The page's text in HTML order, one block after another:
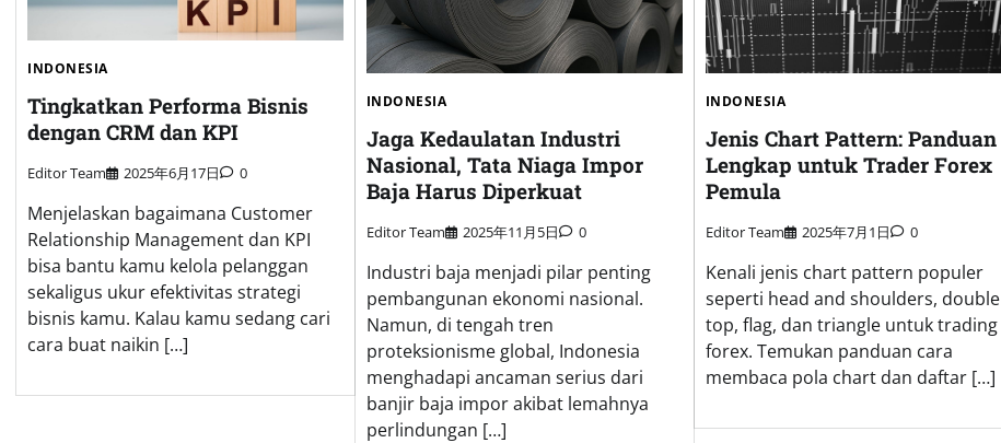
INDONESIA
Tingkatkan Performa Bisnis
dengan CRM dan KPI
Editor Team 2025年6月17日 0
Menjelaskan bagaimana Customer
Relationship Management dan KPI
bisa bantu kamu kelola pelanggan
sekaligus ukur efektivitas strategi
bisnis kamu. Kalau kamu sedang cari
cara buat naikin […]
INDONESIA
Jaga Kedaulatan Industri
Nasional, Tata Niaga Impor
Baja Harus Diperkuat
Editor Team 2025年11月5日 0
Industri baja menjadi pilar penting
pembangunan ekonomi nasional.
Namun, di tengah tren
proteksionisme global, Indonesia
menghadapi ancaman serius dari
banjir baja impor akibat lemahnya
perlindungan […]
INDONESIA
Jenis Chart Pattern: Panduan
Lengkap untuk Trader Forex
Pemula
Editor Team 2025年7月1日 0
Kenali jenis chart pattern populer
seperti head and shoulders, double
top, flag, dan triangle untuk trading
forex. Temukan panduan cara
membaca pola chart dan daftar […]